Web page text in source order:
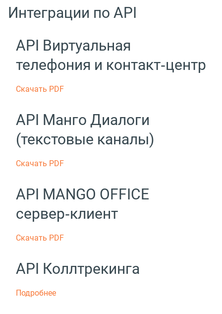
Интеграции по API
API Виртуальная
телефония и контакт‑центр
Скачать PDF
API Манго Диалоги
(текстовые каналы)
Скачать PDF
API MANGO OFFICE
сервер‑клиент
Скачать PDF
API Коллтрекинга
Подробнее